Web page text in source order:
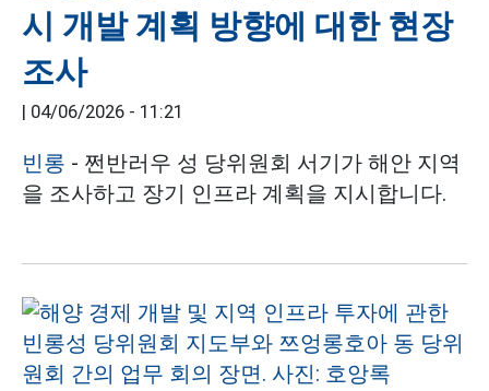
시 개발 계획 방향에 대한 현장
조사
| 04/06/2026 - 11:21
빈롱 - 쩐반러우 성 당위원회 서기가 해안 지역
을 조사하고 장기 인프라 계획을 지시합니다.